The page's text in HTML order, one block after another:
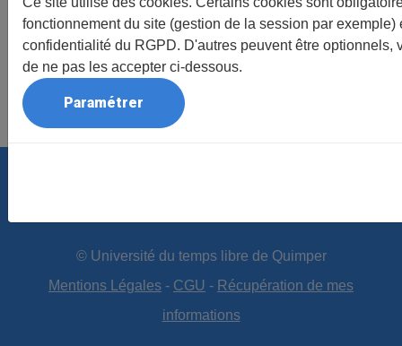
- Programme des conférences de l'automne 2026/
- Vous pouvez retrouver les programmes des années
Nos anciennes conférences"
Les prochaines conférences
© Université du temps libre de Quimper
Mentions Légales - CGU - Récupération de mes
informations
fonctionnement du site (gestion de la session par exemple)
confidentialité du RGPD. D'autres peuvent être optionnels,
de ne pas les accepter ci-dessous.
Paramétrer